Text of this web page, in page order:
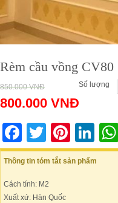
Rèm cầu vồng CV80
850.000VNĐ
800.000 VNĐ
Số lượng
Facebook
Twitter
Thông tin tóm tắt sản phẩm
Cách tính: M2
Xuất xứ: Hàn Quốc